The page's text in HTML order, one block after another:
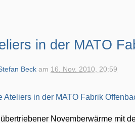
in der MATO
Beck am 16. Nov. 2010, 20:59
Novemberwärme mit